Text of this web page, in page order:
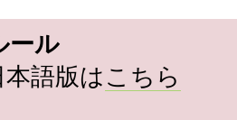
ール
語版は こちら